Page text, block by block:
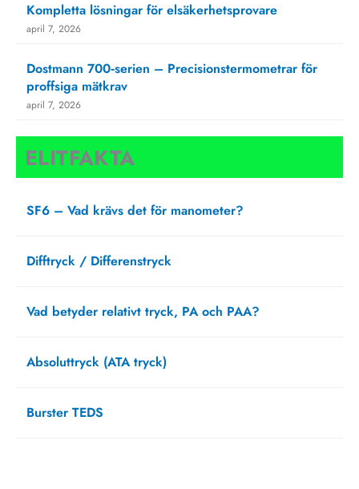
Kompletta lösningar för elsäkerhetsprovare
april 7, 2026
Dostmann 700‑serien – Precisionstermometrar för
proffsiga mätkrav
april 7, 2026
ELITFAKTA
SF6 – Vad krävs det för manometer?
Difftryck / Differenstryck
Vad betyder relativt tryck, PA och PAA?
Absoluttryck (ATA tryck)
Burster TEDS